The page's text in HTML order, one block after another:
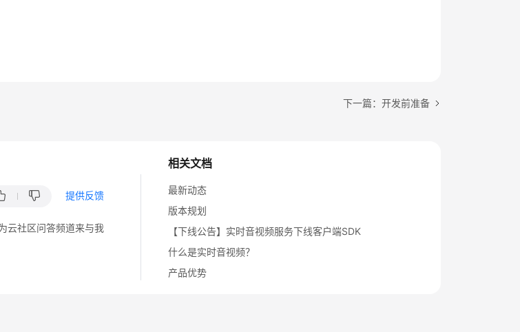
下一篇：开发前准备
相关文档
最新动态
版本规划
【下线公告】实时音视频服务下线客户端SDK
什么是实时音视频？
产品优势
提供反馈
云社区问答频道来与我